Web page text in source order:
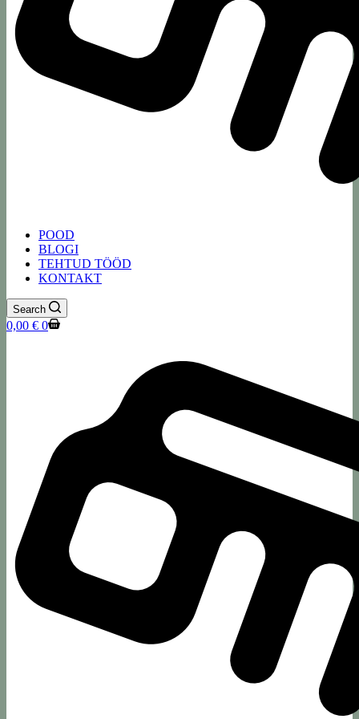
POOD
BLOGI
TEHTUD TÖÖD
KONTAKT
Search
Shopping
0,00 € 0